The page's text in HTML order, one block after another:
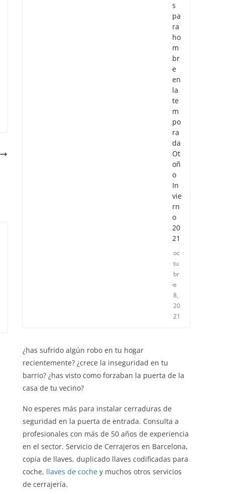
s
pa
ra
ho
m
br
e
en
la
te
m
po
ra
da
Ot
oñ
o
In
vie
rn
o
20
21
oc
tu
br
e
8,
20
21
¿has sufrido algún robo en tu hogar
recientemente? ¿crece la inseguridad en tu
barrio? ¿has visto como forzaban la puerta de la
casa de tu vecino?
No esperes más para instalar cerraduras de
seguridad en la puerta de entrada. Consulta a
profesionales con más de 50 años de experiencia
en el sector. Servicio de Cerrajeros en Barcelona,
copia de llaves, duplicado llaves codificadas para
coche, llaves de coche y muchos otros servicios
de cerrajería.